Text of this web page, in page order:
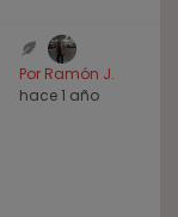
Por Ramón J.
hace 1 año